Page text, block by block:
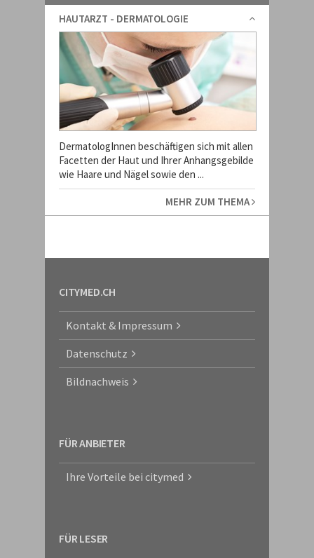
HAUTARZT - DERMATOLOGIE
DermatologInnen beschäftigen sich mit allen
Facetten der Haut und Ihrer Anhangsgebilde
wie Haare und Nägel sowie den ...
MEHR ZUM THEMA
CITYMED.CH
Kontakt & Impressum
Datenschutz
Bildnachweis
FÜR ANBIETER
Ihre Vorteile bei citymed
FÜR LESER